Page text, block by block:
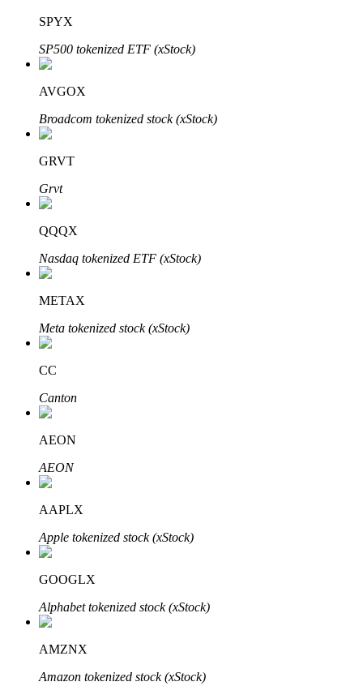
Investasi Otomatis
Pelajari Staking
Pelajari tentang mendapatkan penghasilan pasif
Bitrue
AI
Mitra Bitrue
Afiliasi Bitrue
Hingga 65% Komisi!
SPYX
SP500 tokenized ETF (xStock)
AVGOX
Broadcom tokenized stock (xStock)
GRVT
Grvt
QQQX
Nasdaq tokenized ETF (xStock)
METAX
Meta tokenized stock (xStock)
CC
Canton
AEON
AEON
AAPLX
Apple tokenized stock (xStock)
GOOGLX
Alphabet tokenized stock (xStock)
AMZNX
Amazon tokenized stock (xStock)